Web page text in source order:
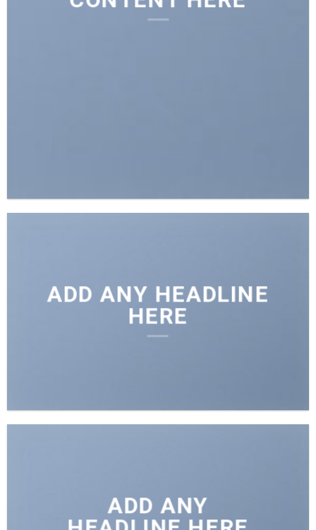
ADD ANY HEADLINE
HERE
ADD ANY